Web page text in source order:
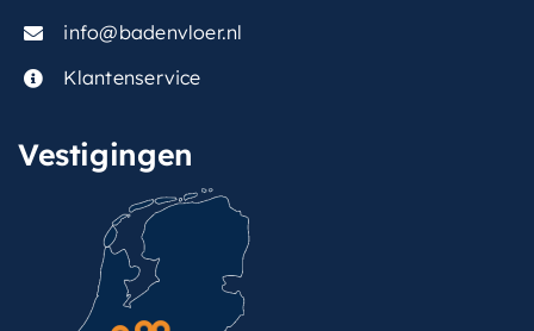
info@badenvloer.nl
Klantenservice
Vestigingen